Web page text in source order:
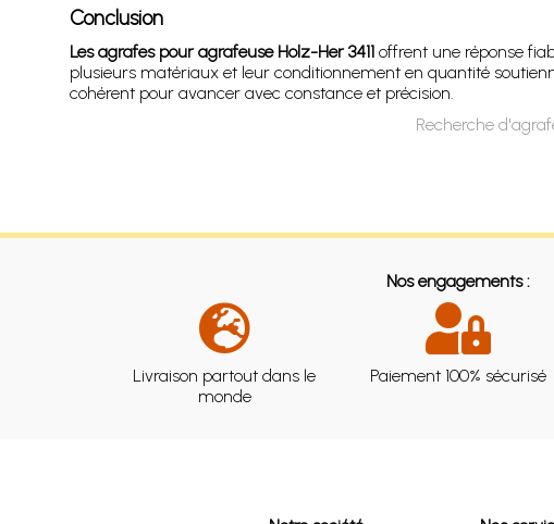
Conclusion
Les agrafes pour agrafeuse Holz-Her 3411offrent une réponse
plusieurs matériaux et leur conditionnement en quantité
cohérent pour avancer avec constance et précision.
Recherche
Nos engagements :
Livraison partout dans le
monde
Paiement 100% sécurisé